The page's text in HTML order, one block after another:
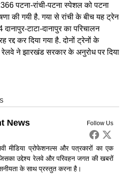
पटना-रांची-पटना स्पेशल को पटना
की गयी है. गया से रांची के बीच यह ट्रेन
टाटा-दानापुर का परिचालन
रद्द कर दिया गया है. दोनों ट्रेनों के
ने झारखंड सरकार के अनुरोध पर दिया
Follow Us
News
मीडिया प्रोफेशनल्स और पत्रकारों का एक
उद्देश्य रेलवे और परिवहन जगत की खबरों
के साथ प्रस्तुत करना है।